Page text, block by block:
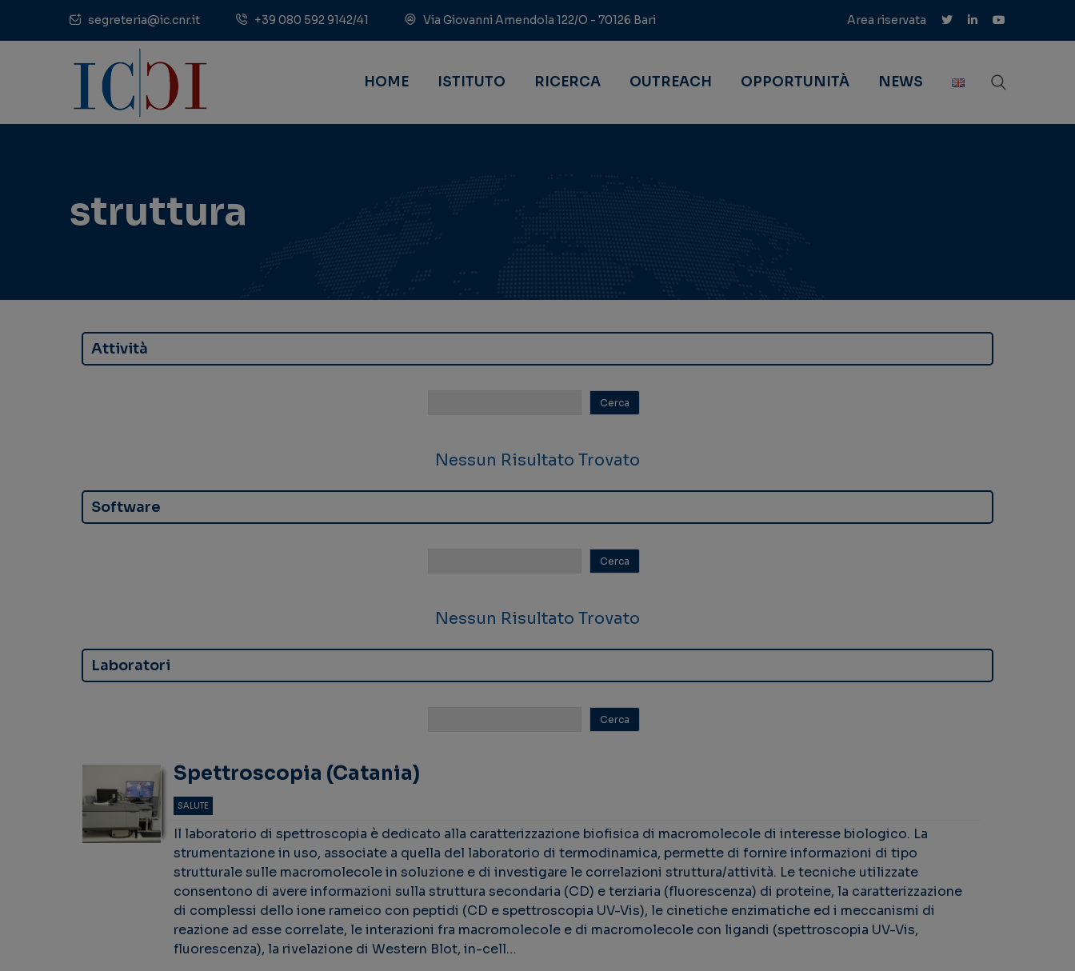
segreteria@ic.cnr.it +39 080 592 9142/41 Via Giovanni Amendola 122/O - 70126 Bari Area riservata
HOME ISTITUTO RICERCA OUTREACH OPPORTUNITÀ NEWS
struttura
Attività
Nessun Risultato Trovato
Software
Nessun Risultato Trovato
Laboratori
Spettroscopia (Catania)
SALUTE
Il laboratorio di spettroscopia è dedicato alla caratterizzazione biofisica di macromolecole di interesse biologico. La
strumentazione in uso, associate a quella del laboratorio di termodinamica, permette di fornire informazioni di tipo
strutturale sulle macromolecole in soluzione e di investigare le correlazioni struttura/attività. Le tecniche utilizzate
consentono di avere informazioni sulla struttura secondaria (CD) e terziaria (fluorescenza) di proteine, la caratterizzazione
di complessi dello ione rameico con peptidi (CD e spettroscopia UV-Vis), le cinetiche enzimatiche ed i meccanismi di
reazione ad esse correlate, le interazioni fra macromolecole e di macromolecole con ligandi (spettroscopia UV-Vis,
fluorescenza), la rivelazione di Western Blot, in-cell…